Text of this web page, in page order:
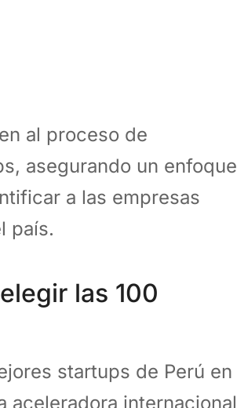
al proceso de
asegurando un enfoque
a las empresas
país.
las 100
startups de Perú en
aceleradora internacional